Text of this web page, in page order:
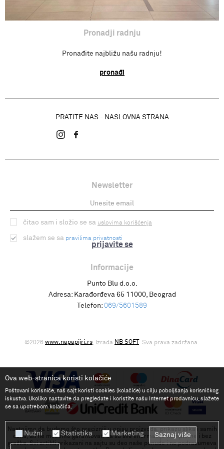
Pronadji radnju
Pronađite najbližu našu radnju!
pronađi
PRATITE NAS - NASLOVNA STRANA
Newsletter
prijavite se
čitao sam i složio se sa uslovima korišćenja
slažem se sa pravilima privatnosti
Informacije
Punto Blu d.o.o.
Adresa: Karađorđeva 65 11000, Beograd
Telefon: 069/5601589
©2026 www.napapijri.rs, Izrada NB SOFT . Sva prava zadržana.
Nastojimo da budemo što precizniji u opisu proizvoda, prikazu slika i samih
cena, ali ne možemo garantovati da su sve informacije kompletne i bez
greške. Svi artikli prikazani na sajtu su deo naše ponude i ne podrazumeva
Ova web-stranica koristi kolačiće
Poštovani korisniče, naš sajt koristi cookies (kolačiće) u cilju poboljšanja korisničkog
iskustva. Ukoliko nastavite da pregledate i koristite našu Internet prodavnicu, slažete
se sa upotrebom kolačića.
Nužni Statistika Marketing Saznaj više